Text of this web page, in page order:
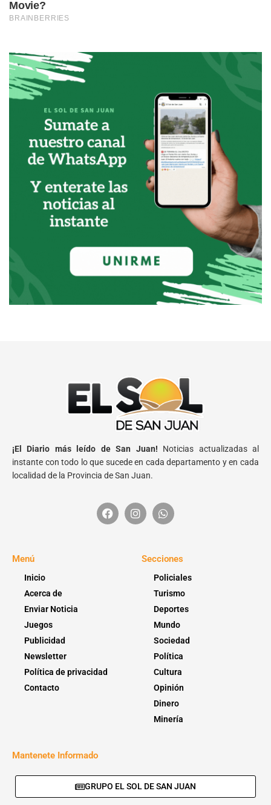
¡El Diario más leído de San Juan! Noticias actualizadas al
instante con todo lo que sucede en cada departamento y en cada
localidad de la Provincia de San Juan.
Menú
Inicio
Acerca de
Enviar Noticia
Juegos
Publicidad
Newsletter
Política de privacidad
Contacto
Secciones
Policiales
Turismo
Deportes
Mundo
Sociedad
Política
Cultura
Opinión
Dinero
Minería
Mantenete Informado
GRUPO EL SOL DE SAN JUAN